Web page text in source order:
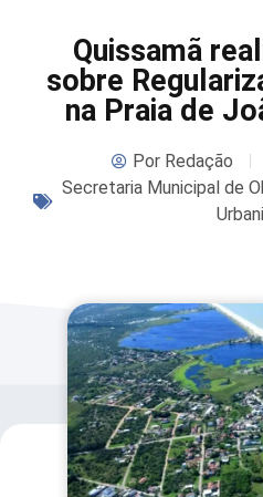
Quissamã
sobre
na Praia de
PorRedação
Secretaria Municipal de